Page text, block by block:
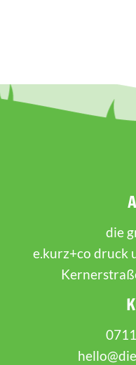
die
e.kurz+co druck